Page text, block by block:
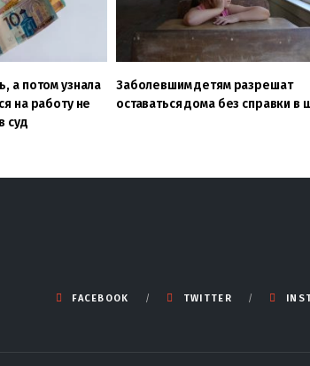
а потом узнала
на работу не
суд
Заболевшим детям разрешат
оставаться дома без справки в
FACEBOOK TWITTER